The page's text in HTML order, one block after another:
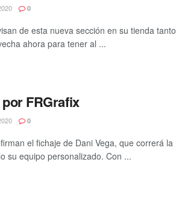
0
de esta nueva sección en su tienda tanto
ahora para tener al ...
FRGrafix
0
el fichaje de Dani Vega, que correrá la
su equipo personalizado. Con ...